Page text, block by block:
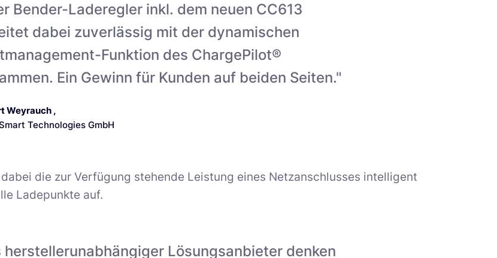
Bender-Laderegler inkl. dem neuen CC613
dabei zuverlässig mit der dynamischen
Funktion des ChargePilot®
Ein Gewinn für Kunden auf beiden Seiten."
Weyrauch ,
Technologies GmbH
die zur Verfügung stehende Leistung eines Netzanschlusses intelligent
Ladepunkte auf.
herstellerunabhängiger Lösungsanbieter denken